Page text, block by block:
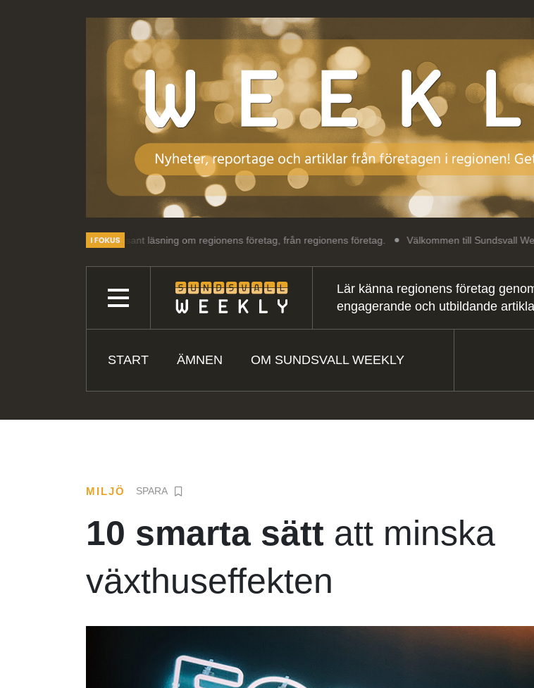
och intressant läsning om regionens företag, från regionens företag. Välkommen till Sundsvall Weekly:
Lär känna regionens företag
engagerande och utbildande
START ÄMNEN OM SUNDSVALL WEEKLY
MILJÖ SPARA
10 smarta sätt att minska
växthuseffekten